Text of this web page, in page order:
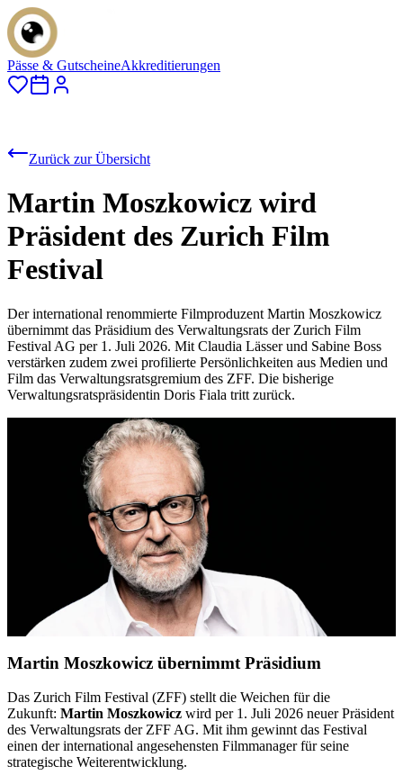
Pässe & GutscheineAkkreditierungen
Zurück zur Übersicht
Martin Moszkowicz wird
Präsident des Zurich Film
Festival
Der international renommierte Filmproduzent Martin Moszkowicz
übernimmt das Präsidium des Verwaltungsrats der Zurich Film
Festival AG per 1. Juli 2026. Mit Claudia Lässer und Sabine Boss
verstärken zudem zwei profilierte Persönlichkeiten aus Medien und
Film das Verwaltungsratsgremium des ZFF. Die bisherige
Verwaltungsratspräsidentin Doris Fiala tritt zurück.
Martin Moszkowicz übernimmt Präsidium
Das Zurich Film Festival (ZFF) stellt die Weichen für die
Zukunft: Martin Moszkowicz wird per 1. Juli 2026 neuer Präsident
des Verwaltungsrats der ZFF AG. Mit ihm gewinnt das Festival
einen der international angesehensten Filmmanager für seine
strategische Weiterentwicklung.